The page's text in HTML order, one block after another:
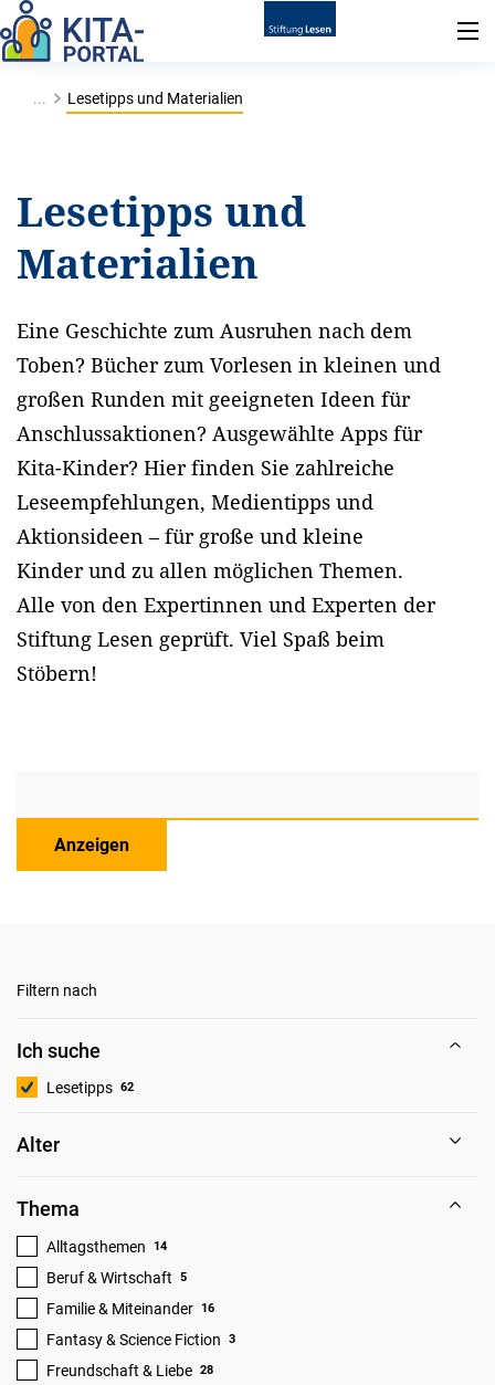
... Lesetipps und Materialien
Lesetipps und
Materialien
Eine Geschichte zum Ausruhen nach dem
Toben? Bücher zum Vorlesen in kleinen und
großen Runden mit geeigneten Ideen für
Anschlussaktionen? Ausgewählte Apps für
Kita-Kinder? Hier finden Sie zahlreiche
Leseempfehlungen, Medientipps und
Aktionsideen – für große und kleine
Kinder und zu allen möglichen Themen.
Alle von den Expertinnen und Experten der
Stiftung Lesen geprüft. Viel Spaß beim
Stöbern!
Anzeigen
Filtern nach
Ich suche
Lesetipps 62
Alter
Thema
Alltagsthemen 14
Beruf & Wirtschaft 5
Familie & Miteinander 16
Fantasy & Science Fiction 3
Freundschaft & Liebe 28